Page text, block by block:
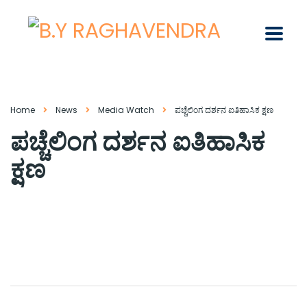
Home News Media Watch ಪಚ್ಚೆಲಿಂಗ ದರ್ಶನ ಐತಿಹಾಸಿಕ ಕ್ಷಣ
ಪಚ್ಚೆಲಿಂಗ ದರ್ಶನ ಐತಿಹಾಸಿಕ
ಕ್ಷಣ